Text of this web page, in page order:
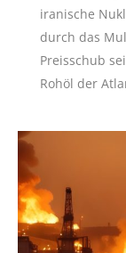
iranische
durch das
Preisschub
Rohöl der